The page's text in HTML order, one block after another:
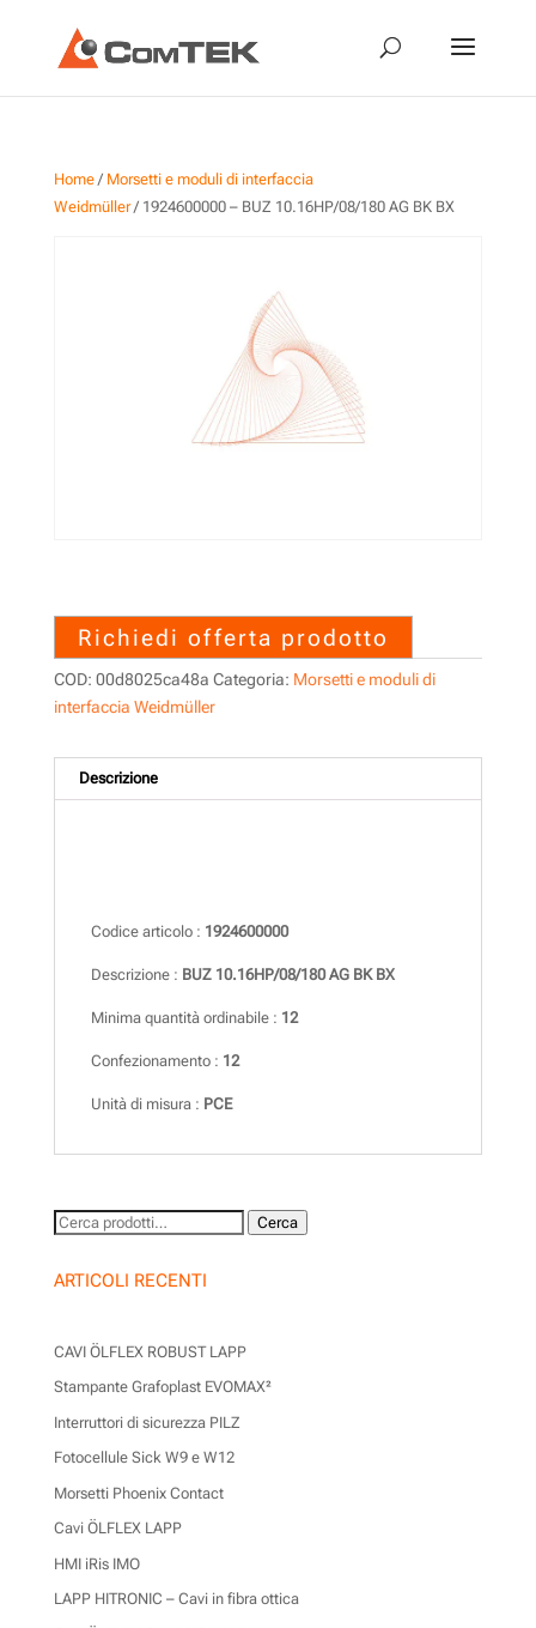
Home/ Morsetti e moduli di interfaccia
Weidmüller/ 1924600000 – BUZ 10.16HP/08/180 AG BK BX
Richiedi offerta prodotto
COD: 00d8025ca48a Categoria: Morsetti e moduli di
interfaccia Weidmüller
Descrizione
Codice articolo : 1924600000
Descrizione : BUZ 10.16HP/08/180 AG BK BX
Minima quantità ordinabile : 12
Confezionamento : 12
Unità di misura : PCE
Cerca: Cerca
ARTICOLI RECENTI
CAVI ÖLFLEX ROBUST LAPP
Stampante Grafoplast EVOMAX²
Interruttori di sicurezza PILZ
Fotocellule Sick W9 e W12
Morsetti Phoenix Contact
Cavi ÖLFLEX LAPP
HMI iRis IMO
LAPP HITRONIC – Cavi in fibra ottica